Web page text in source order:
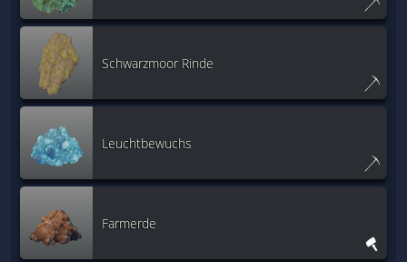
Schwarzmoor Rinde
Leuchtbewuchs
Farmerde